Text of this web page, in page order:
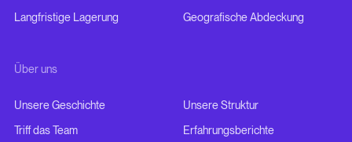
Langfristige Lagerung
Geografische Abdeckung
Über uns
Unsere Geschichte
Unsere Struktur
Triff das Team
Erfahrungsberichte